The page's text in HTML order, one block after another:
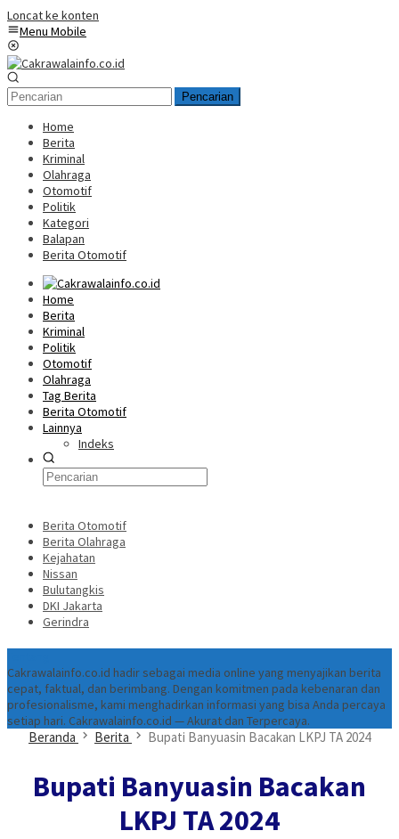
Loncat ke konten
Menu Mobile
Pencarian
Home
Berita
Kriminal
Olahraga
Otomotif
Politik
Kategori
Balapan
Berita Otomotif
Home
Berita
Kriminal
Politik
Otomotif
Olahraga
Tag Berita
Berita Otomotif
Lainnya
Indeks
Berita Otomotif
Berita Olahraga
Kejahatan
Nissan
Bulutangkis
DKI Jakarta
Gerindra
Cakrawalainfo.co.id hadir sebagai media online yang menyajikan berita
cepat, faktual, dan berimbang. Dengan komitmen pada kebenaran dan
profesionalisme, kami menghadirkan informasi yang bisa Anda percaya
setiap hari. Cakrawalainfo.co.id — Akurat dan Terpercaya.
Beranda Berita Bupati Banyuasin Bacakan LKPJ TA 2024
Bupati Banyuasin Bacakan
LKPJ TA 2024